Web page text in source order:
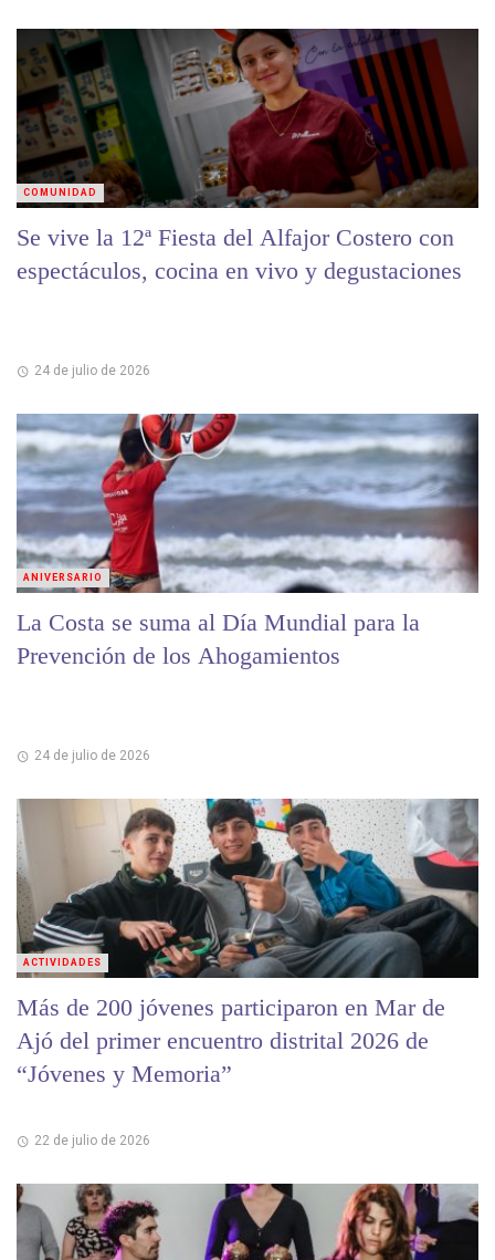
Se vive la 12ª Fiesta del Alfajor Costero con
espectáculos, cocina en vivo y degustaciones
24 de julio de 2026
COMUNIDAD
La Costa se suma al Día Mundial para la
Prevención de los Ahogamientos
24 de julio de 2026
ANIVERSARIO
Más de 200 jóvenes participaron en Mar de
Ajó del primer encuentro distrital 2026 de
“Jóvenes y Memoria”
22 de julio de 2026
ACTIVIDADES